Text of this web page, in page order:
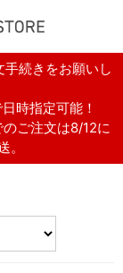
続きをお願いし
時指定可能！
ご注文は8/12に
。